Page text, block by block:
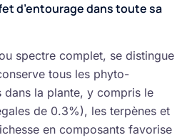
d’entourage dans toute sa
spectre complet, se distingue
tous les phyto-
dans la plante, y compris le
de 0.3%), les terpènes et
en composants favorise